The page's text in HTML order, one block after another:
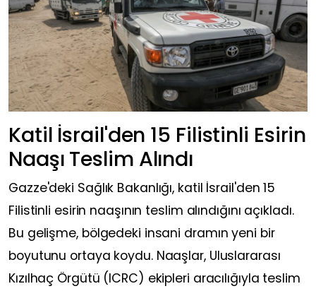
Katil İsrail'den 15 Filistinli Esirin
Naaşı Teslim Alındı
Gazze'deki Sağlık Bakanlığı, katil İsrail'den 15
Filistinli esirin naaşının teslim alındığını açıkladı.
Bu gelişme, bölgedeki insani dramın yeni bir
boyutunu ortaya koydu. Naaşlar, Uluslararası
Kızılhaç Örgütü (ICRC) ekipleri aracılığıyla teslim